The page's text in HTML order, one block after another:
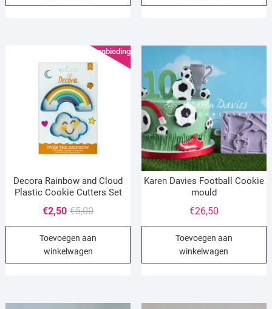
Aanbieding!
Decora Rainbow and Cloud
Plastic Cookie Cutters Set
€5,00Oorspronkelijke
prijs
was:
€2,50
Huidige
prijs
is:
Toevoegen aan
winkelwagen
Karen Davies Football Cookie
mould
€26,50
Toevoegen aan
winkelwagen